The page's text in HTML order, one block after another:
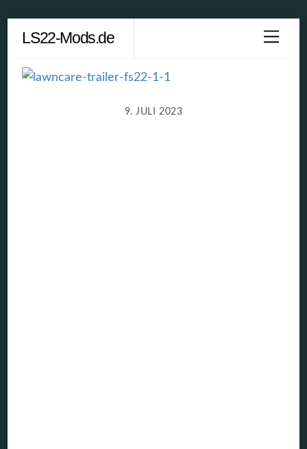
content
LS22-Mods.de
9. JULI 2023